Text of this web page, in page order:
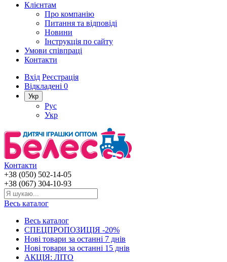
Клієнтам
Про компанію
Питання та відповіді
Новини
Інструкція по сайту
Умови співпраці
Контакти
Вхід Реєстрація
Відкладені 0
Укр
Рус
Укр
Контакти
+38 (050) 502-14-05
+38 (067) 304-10-93
Весь каталог
Весь каталог
СПЕЦПРОПОЗИЦІЯ -20%
Нові товари за останнi 7 днiв
Нові товари за останнi 15 днiв
АКЦІЯ: ЛІТО